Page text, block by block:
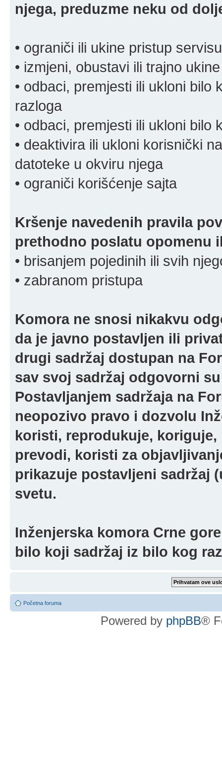
njega, preduzme neku od
• ograniči ili ukine pristup servisu
• izmjeni, obustavi ili trajno
• odbaci, premjesti ili ukloni bilo
razloga
• odbaci, premjesti ili ukloni bilo
• deaktivira ili ukloni korisnički
datoteke u okviru njega
• ograniči korišćenje sajta
Kršenje navedenih pravila
prethodno poslatu opomenu
• brisanjem pojedinih ili svih
• zabranom pristupa
Komora ne snosi nikakvu
da je javno postavljen ili
drugi sadržaj dostupan na
sav svoj sadržaj odgovorni
Postavljanjem sadržaja na
neopozivo pravo i dozvolu
koristi, reprodukuje,
prevodi, koristi za
prikazuje postavljeni sadržaj
svetu.
Inženjerska komora Crne
bilo koji sadržaj iz bilo kog
Početna foruma
Powered by phpBB®